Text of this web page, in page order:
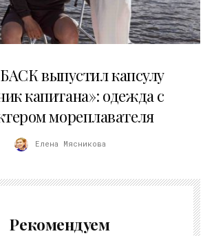
выпустил капсулу
капитана»: одежда с
мореплавателя
Елена Мясникова
Рекомендуем